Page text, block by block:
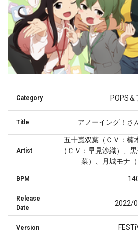
Category POPS＆
Title アノーイング！さ
Artist
五十嵐双葉（ＣＶ：楠
（ＣＶ：早見沙織）、
菜）、月城モナ（
BPM
Release
Date
2022/
Version